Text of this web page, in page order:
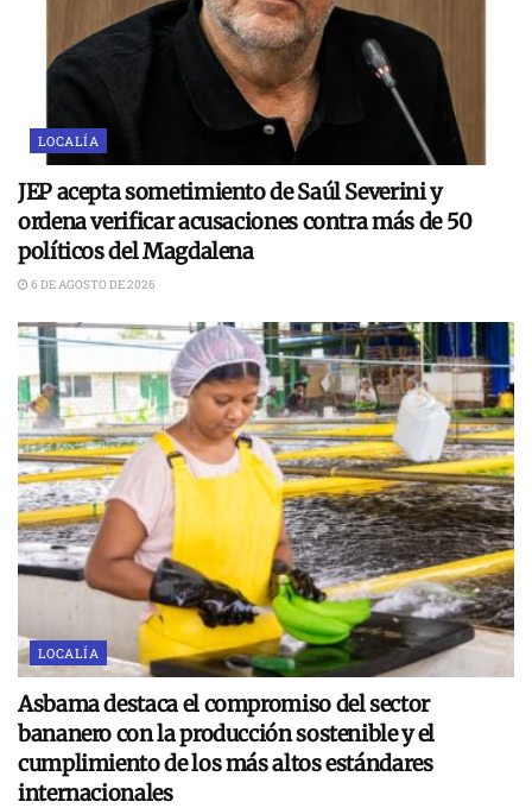
LOCALÍA
JEP acepta sometimiento de Saúl Severini y
ordena verificar acusaciones contra más de 50
políticos del Magdalena
6 DE AGOSTO DE 2026
LOCALÍA
Asbama destaca el compromiso del sector
bananero con la producción sostenible y el
cumplimiento de los más altos estándares
internacionales